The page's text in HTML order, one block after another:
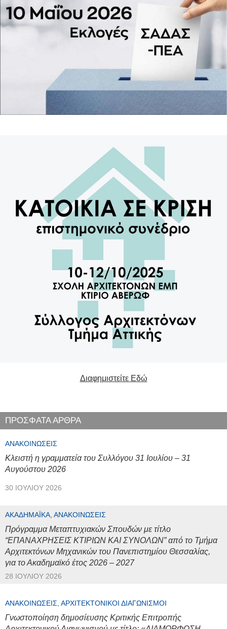
Διαφημιστείτε Εδώ
ΠΡΟΣΦΑΤΑ ΑΡΘΡΑ
ΑΝΑΚΟΙΝΏΣΕΙΣ
Κλειστή η γραμματεία του Συλλόγου 31 Ιουλίου – 31
Αυγούστου 2026
30 ΙΟΥΛΊΟΥ 2026
ΑΚΑΔΗΜΑΪΚΆ, ΑΝΑΚΟΙΝΏΣΕΙΣ
Πρόγραμμα Μεταπτυχιακών Σπουδών με τίτλο
“ΕΠΑΝΑΧΡΗΣΕΙΣ ΚΤΙΡΙΩΝ ΚΑΙ ΣΥΝΟΛΩΝ” από το Τμήμα
Αρχιτεκτόνων Μηχανικών του Πανεπιστημίου Θεσσαλίας,
για το Ακαδημαϊκό έτος 2026 – 2027
28 ΙΟΥΛΊΟΥ 2026
ΑΝΑΚΟΙΝΏΣΕΙΣ, ΑΡΧΙΤΕΚΤΟΝΙΚΟΊ ΔΙΑΓΩΝΙΣΜΟΊ
Γνωστοποίηση δημοσίευσης Κριτικής Επιτροπής